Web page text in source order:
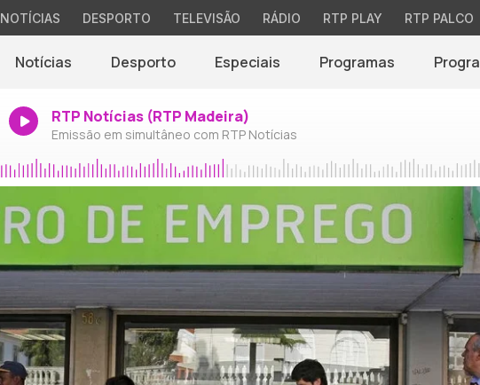
NOTÍCIAS DESPORTO TELEVISÃO RÁDIO RTP PLAY RTP PALCO
Notícias Desporto Especiais Programas
RTP Notícias (RTP Madeira)
Emissão em simultâneo com RTP Notícias